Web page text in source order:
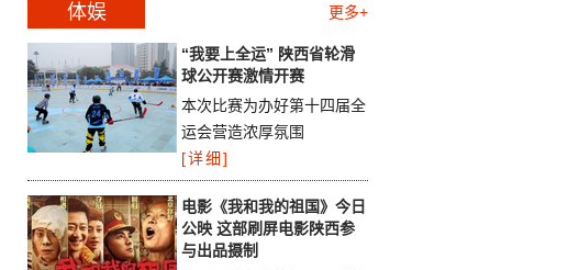
体娱 更多+
“我要上全运” 陕西省轮滑
球公开赛激情开赛
本次比赛为办好第十四届全
运会营造浓厚氛围
[详细]
电影《我和我的祖国》今日
公映 这部刷屏电影陕西参
与出品摄制